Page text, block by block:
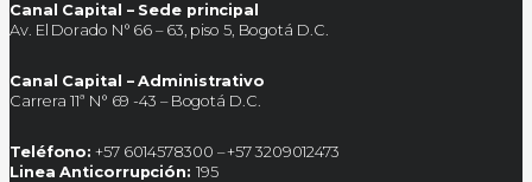
Canal Capital – Sede principal
Av. El Dorado N° 66 – 63, piso 5, Bogotá D.C.
Canal Capital – Administrativo
Carrera 11ª N° 69 -43 – Bogotá D.C.
Teléfono: +57 6014578300 – +57 3209012473
Linea Anticorrupción: 195